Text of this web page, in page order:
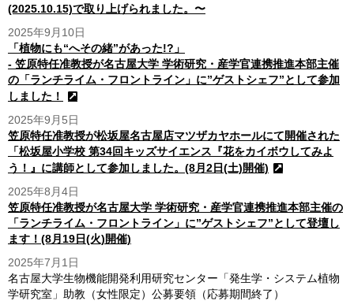
(2025.10.15)で取り上げられました。〜
2025年9月10日
「植物にも“へその緒”があった!?」
- 笠原特任准教授が名古屋大学 学術研究・産学官連携推進本部主催
の「ランチライム・フロントライン」に”ゲストシェフ”として参加
しました！
2025年9月5日
笠原特任准教授が松坂屋名古屋店マツザカヤホールにて開催された
「松坂屋小学校 第34回キッズサイエンス『花をカイボウしてみよ
う！』に講師として参加しました。(8月2日(土)開催)
2025年8月4日
笠原特任准教授が名古屋大学 学術研究・産学官連携推進本部主催の
「ランチライム・フロントライン」に”ゲストシェフ”として登壇し
ます！(8月19日(火)開催)
2025年7月1日
名古屋⼤学⽣物機能開発利⽤研究センター「発⽣学・システム植物
学研究室」助教（⼥性限定）公募要領（応募期間終了）